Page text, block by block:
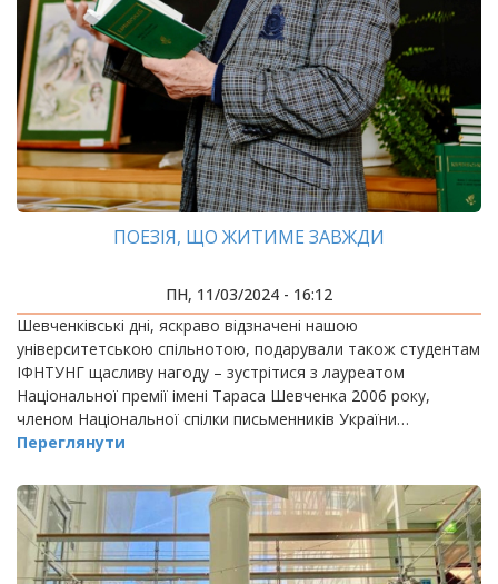
ПОЕЗІЯ, ЩО ЖИТИМЕ ЗАВЖДИ
ПН, 11/03/2024 - 16:12
Шевченківські дні, яскраво відзначені нашою
університетською спільнотою, подарували також студентам
ІФНТУНГ щасливу нагоду – зустрітися з лауреатом
Національної премії імені Тараса Шевченка 2006 року,
членом Національної спілки письменників України…
Переглянути